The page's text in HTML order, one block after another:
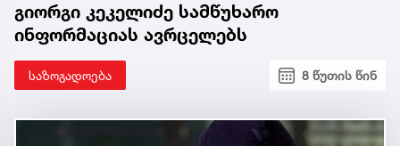
გიორგი კეკელიძე სამწუხარო
ინფორმაციას ავრცელებს
საზოგადოება 8 წუთის წინ